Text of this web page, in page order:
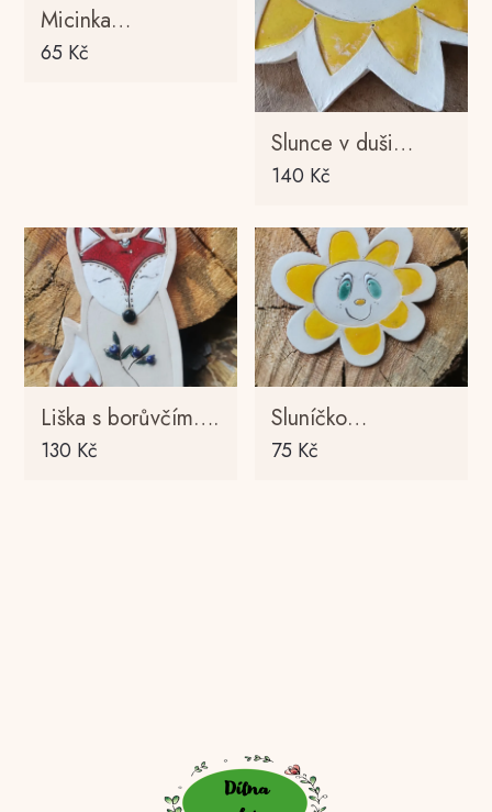
Micinka…
65 Kč
Slunce v duši…
140 Kč
Liška s borůvčím….
130 Kč
Sluníčko…
75 Kč